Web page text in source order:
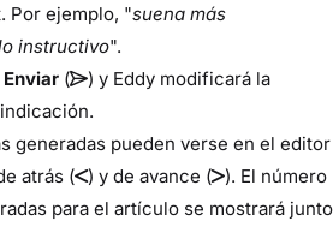
Por ejemplo, "suena más
instructivo".
(
) y Eddy modificará la
generadas pueden verse en el editor
atrás ( ) y de avance ( ). El número
para el artículo se mostrará junto